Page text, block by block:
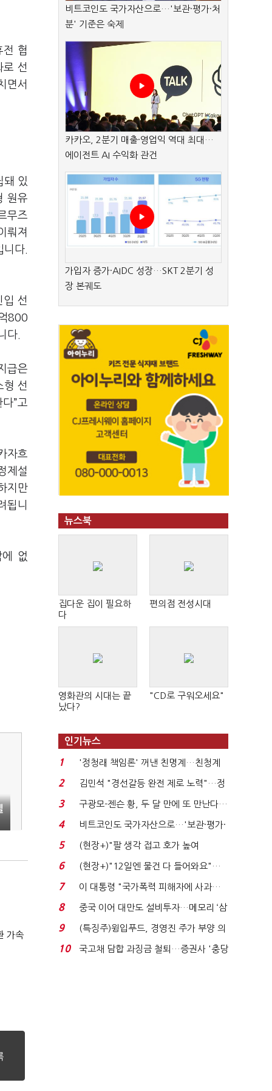
전 협
로 선
면서
돼 있
원유
무즈
뤄져
다.
입 선
800
다.
급은
형 선
”고
자흐
제설
지만
됩니
에 없
가속
비트코인도 국가자산으로…'보관·평가·처
분' 기준은 숙제
카카오, 2분기 매출·영업익 역대 최대…
에이전트 AI 수익화 관건
가입자 증가·AIDC 성장…SKT 2분기 성
장 본궤도
뉴스북
집다운 집이 필요하
다
편의점 전성시대
영화관의 시대는 끝
났다?
"CD로 구워오세요"
인기뉴스
1
'정청래 책임론' 꺼낸 친명계…친청계
는 추가투표 때리기...
2
김민석 "경선갈등 완전 제로 노력"…정
청래 "반명 공세 사...
3
구광모-젠슨 황, 두 달 만에 또 만난다…
로봇·AI 등 논...
4
비트코인도 국가자산으로…'보관·평가·
처분' 기준은 ...
5
(현장+)"팔 생각 접고 호가 높여
요"…'덜 똘똘한 한 채' 20...
6
(현장+)"12일엔 물건 다 들어와요"…
빈 매대 채우며 문 연 ...
7
이 대통령 "국가폭력 피해자에 사과…
적극적 조사로 진...
8
중국 이어 대만도 설비투자…메모리 ‘삼
국전쟁’
9
(특징주)윙입푸드, 경영진 주가 부양 의
지에 상한가...
10
국고채 담합 과징금 철퇴…증권사 '충당